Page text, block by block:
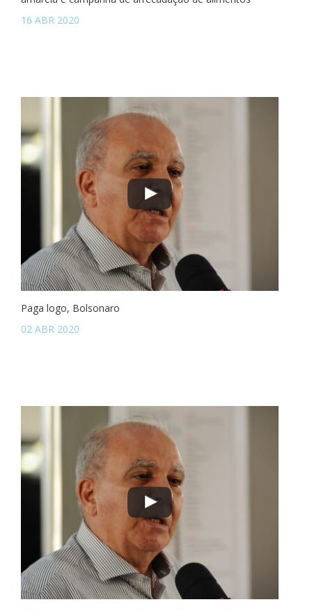
16 ABR 2020
Paga logo, Bolsonaro
02 ABR 2020